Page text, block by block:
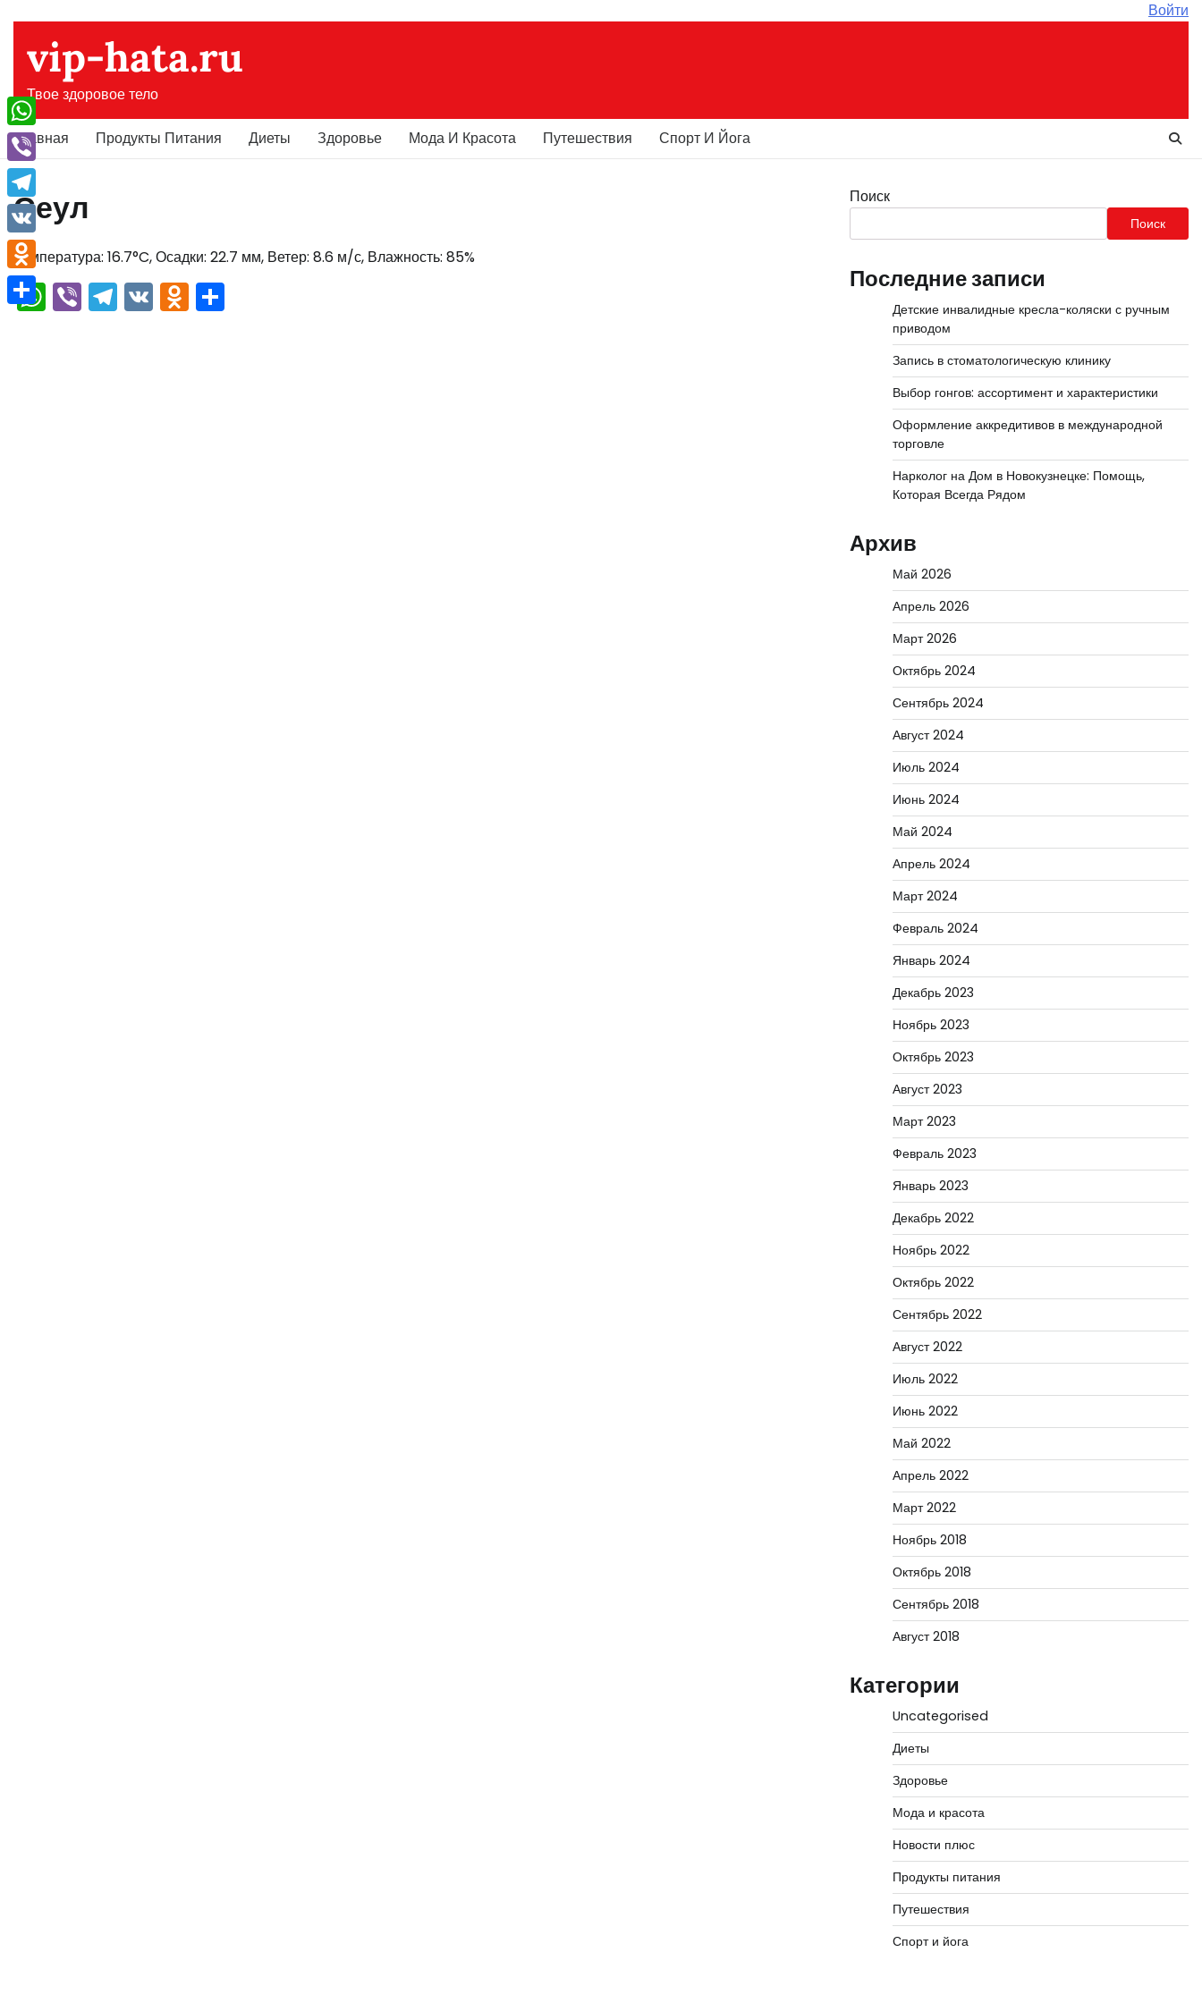
содержимому
Войти
vip-hata.ru
Твое здоровое тело
Главная Продукты Питания Диеты Здоровье Мода И Красота Путешествия Спорт И Йога
Сеул
Температура: 16.7°C, Осадки: 22.7 мм, Ветер: 8.6 м/с, Влажность: 85%
WhatsApp
ViberTelegram
VKOdnoklassniki
Поиск
Поиск
Последние записи
Детские инвалидные кресла-коляски с ручным
приводом
Запись в стоматологическую клинику
Выбор гонгов: ассортимент и характеристики
Оформление аккредитивов в международной
торговле
Нарколог на Дом в Новокузнецке: Помощь,
Которая Всегда Рядом
Архив
Май 2026
Апрель 2026
Март 2026
Октябрь 2024
Сентябрь 2024
Август 2024
Июль 2024
Июнь 2024
Май 2024
Апрель 2024
Март 2024
Февраль 2024
Январь 2024
Декабрь 2023
Ноябрь 2023
Октябрь 2023
Август 2023
Март 2023
Февраль 2023
Январь 2023
Декабрь 2022
Ноябрь 2022
Октябрь 2022
Сентябрь 2022
Август 2022
Июль 2022
Июнь 2022
Май 2022
Апрель 2022
Март 2022
Ноябрь 2018
Октябрь 2018
Сентябрь 2018
Август 2018
Категории
Uncategorised
Диеты
Здоровье
Мода и красота
Новости плюс
Продукты питания
Путешествия
Спорт и йога
WhatsApp
Viber
Telegram
VK
Odnoklassniki
Отправить